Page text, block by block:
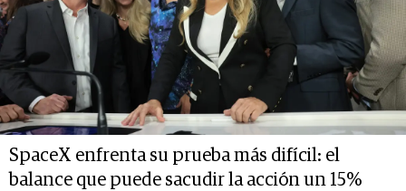
SpaceX enfrenta su prueba más difícil: el
balance que puede sacudir la acción un 15%